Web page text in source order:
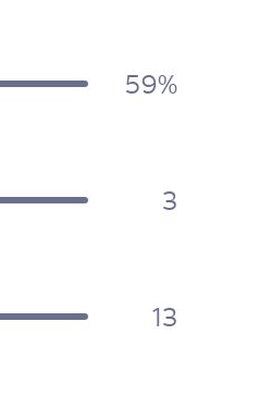
59%
3
13